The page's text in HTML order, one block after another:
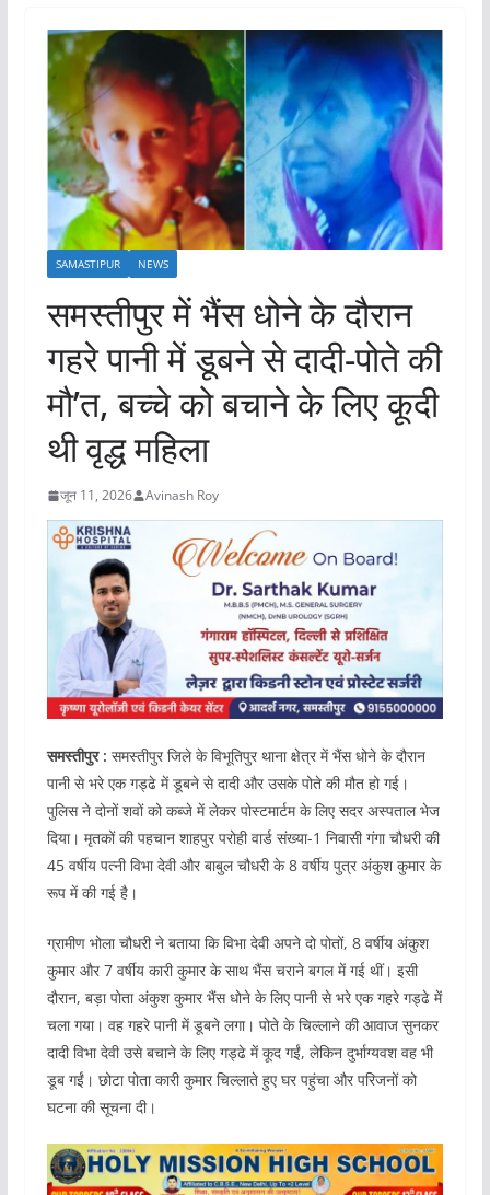
SAMASTIPUR NEWS
समस्तीपुर में भैंस धोने के दौरान
गहरे पानी में डूबने से दादी-पोते की
मौ’त, बच्चे को बचाने के लिए कूदी
थी वृद्ध महिला
जून 11, 2026 Avinash Roy
समस्तीपुर : समस्तीपुर जिले के विभूतिपुर थाना क्षेत्र में भैंस धोने के दौरान
पानी से भरे एक गड्ढे में डूबने से दादी और उसके पोते की मौत हो गई।
पुलिस ने दोनों शवों को कब्जे में लेकर पोस्टमार्टम के लिए सदर अस्पताल भेज
दिया। मृतकों की पहचान शाहपुर परोही वार्ड संख्या-1 निवासी गंगा चौधरी की
45 वर्षीय पत्नी विभा देवी और बाबुल चौधरी के 8 वर्षीय पुत्र अंकुश कुमार के
रूप में की गई है।
ग्रामीण भोला चौधरी ने बताया कि विभा देवी अपने दो पोतों, 8 वर्षीय अंकुश
कुमार और 7 वर्षीय कारी कुमार के साथ भैंस चराने बगल में गई थीं। इसी
दौरान, बड़ा पोता अंकुश कुमार भैंस धोने के लिए पानी से भरे एक गहरे गड्ढे में
चला गया। वह गहरे पानी में डूबने लगा। पोते के चिल्लाने की आवाज सुनकर
दादी विभा देवी उसे बचाने के लिए गड्ढे में कूद गईं, लेकिन दुर्भाग्यवश वह भी
डूब गईं। छोटा पोता कारी कुमार चिल्लाते हुए घर पहुंचा और परिजनों को
घटना की सूचना दी।